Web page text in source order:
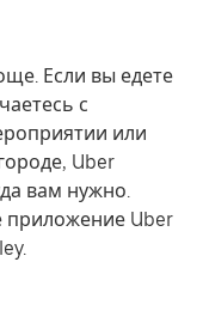
Если вы едете
с
или
Uber
вам нужно.
приложение Uber